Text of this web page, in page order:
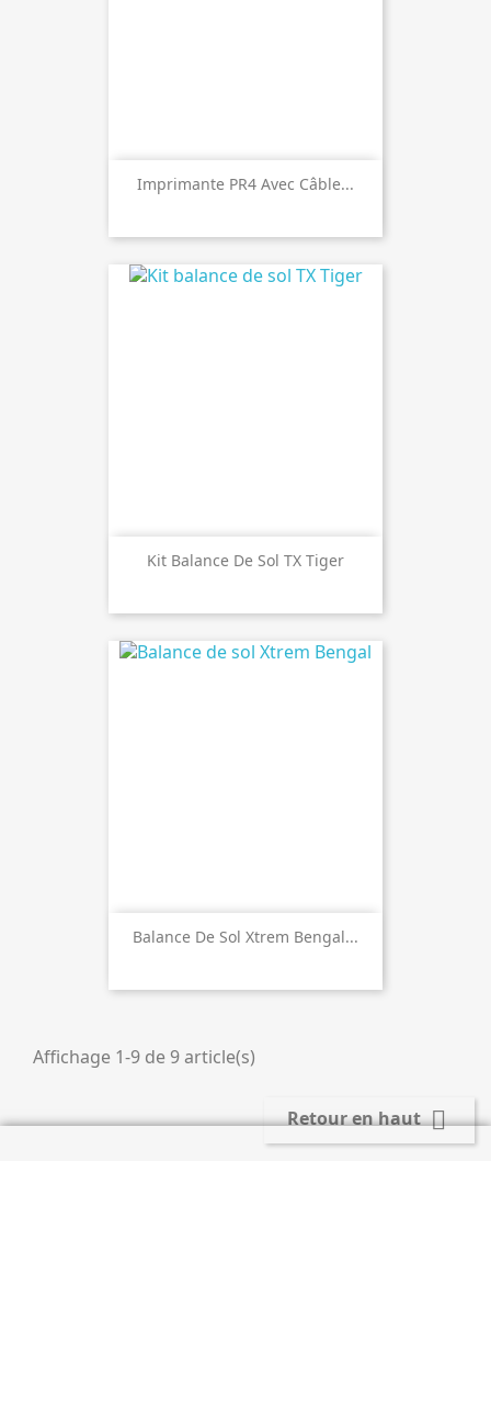
Imprimante PR4 Avec Câble...
Kit Balance De Sol TX Tiger
Balance De Sol Xtrem Bengal...
Affichage 1-9 de 9 article(s)
Retour en haut 